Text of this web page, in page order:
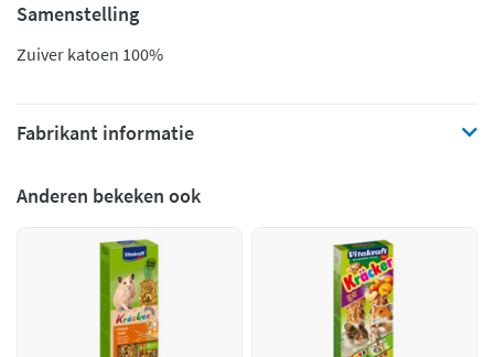
Samenstelling
Zuiver katoen 100%
Fabrikant informatie
Anderen bekeken ook